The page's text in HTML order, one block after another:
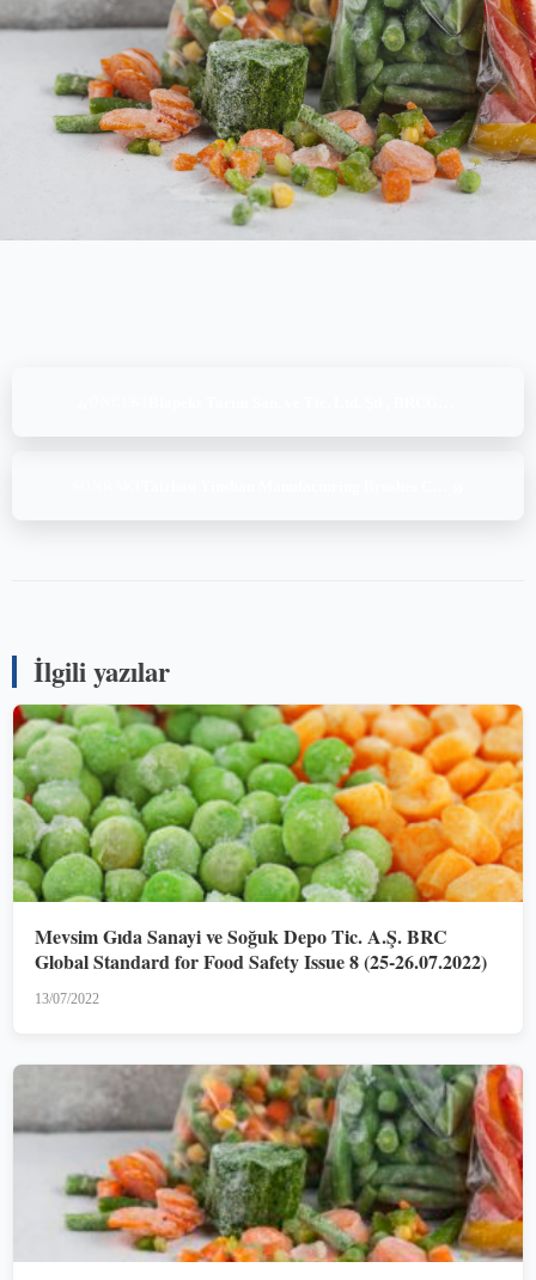
İlgili yazılar
Mevsim Gıda Sanayi ve Soğuk Depo Tic. A.Ş. BRC
Global Standard for Food Safety Issue 8 (25-26.07.2022)
13/07/2022